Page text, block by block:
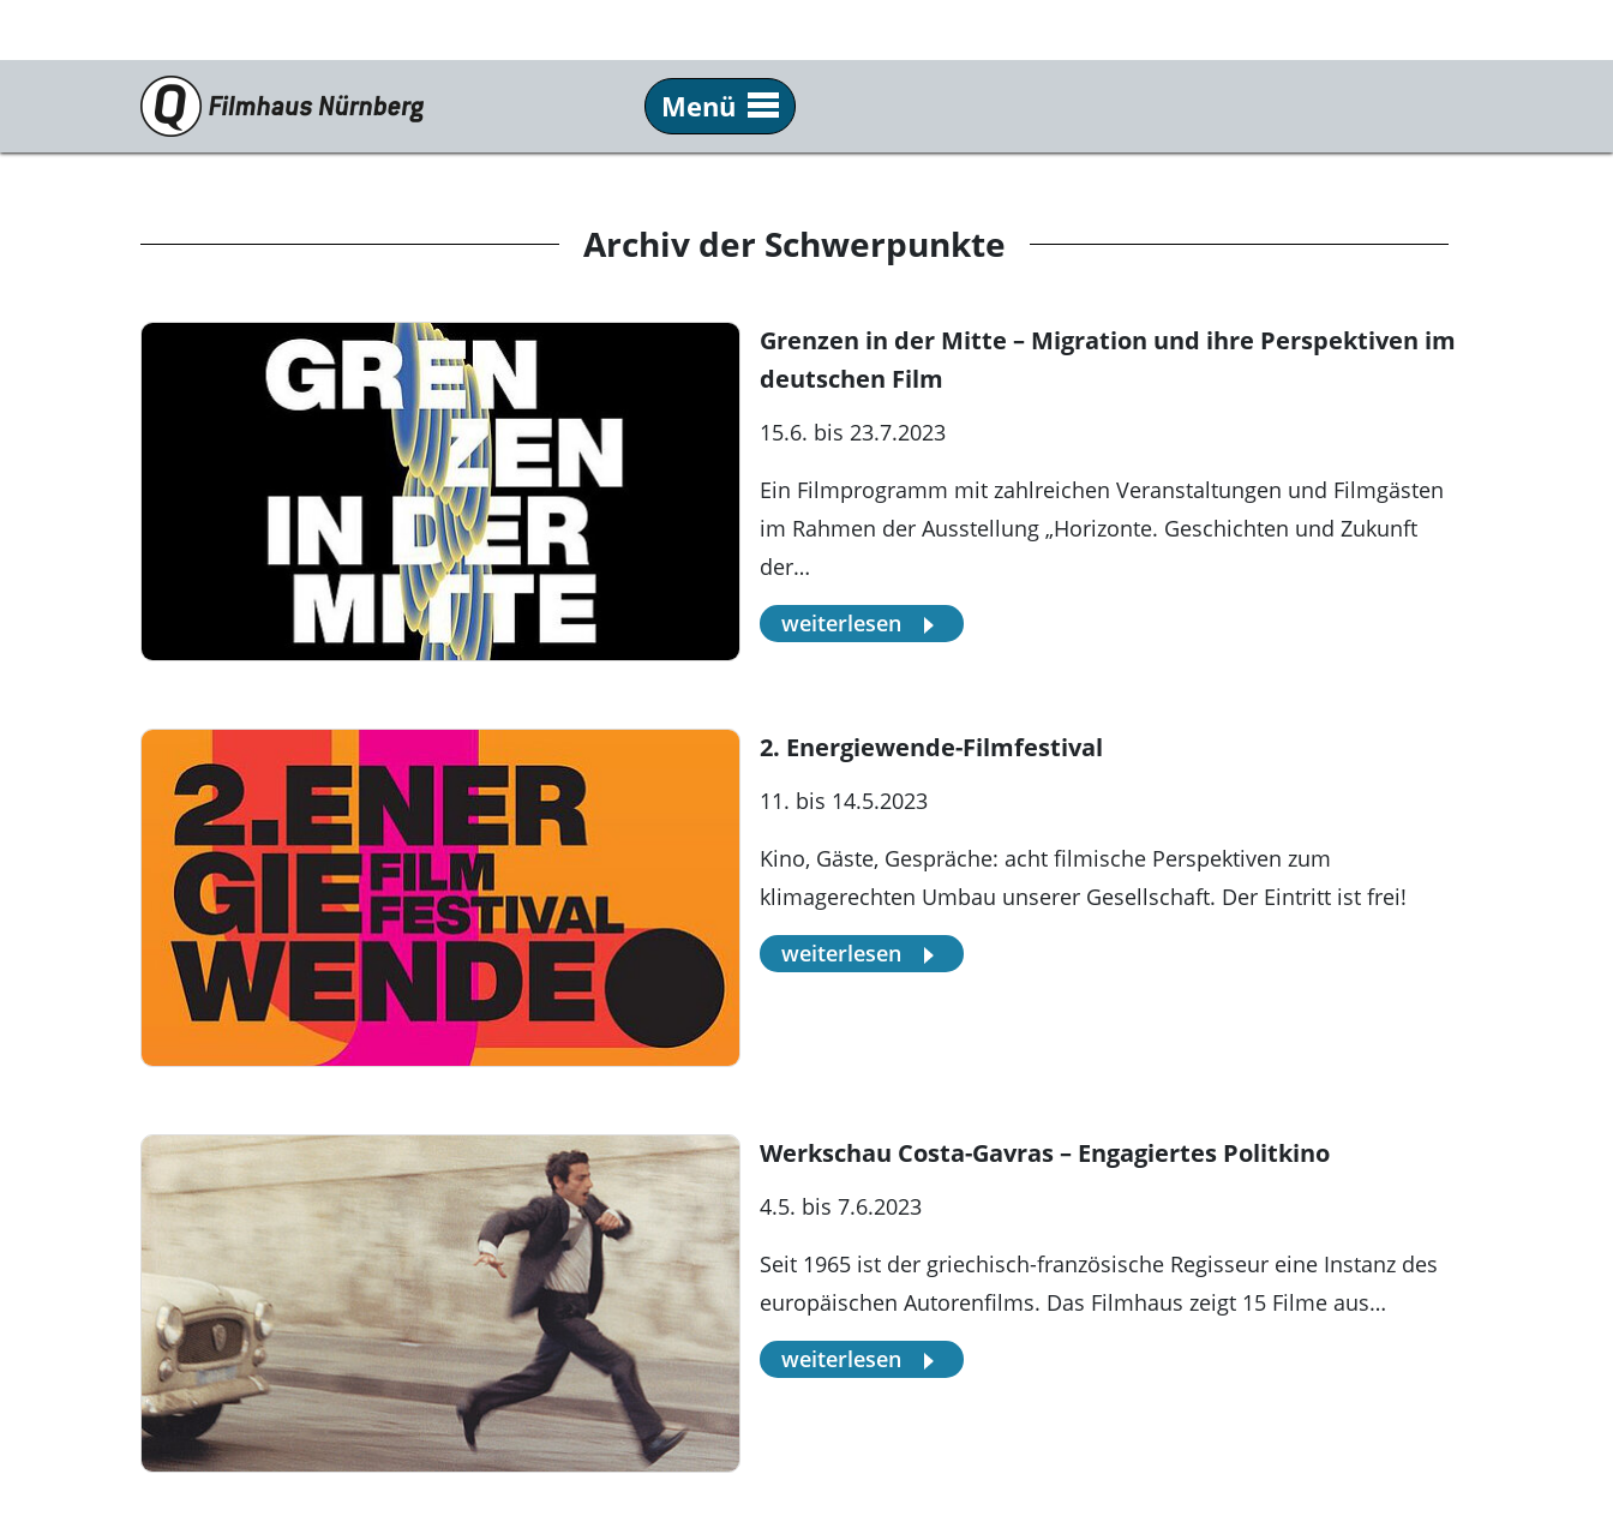
Menü
Programm
Reprise
Kinderkino
Stummfilm
Cine International
Essentials
kino2online
Info
Team & Praktikum
Festivals
Kommkino e. V.
Service
Anfahrt & Besuch
Newsletter
Archiv der Schwerpunkte
Grenzen in der Mitte – Migration und ihre Perspektiven im
deutschen Film
15.6. bis 23.7.2023
Ein Filmprogramm mit zahlreichen Veranstaltungen und Filmgästen
im Rahmen der Ausstellung „Horizonte. Geschichten und Zukunft
der…
weiterlesen
2. Energiewende-Filmfestival
11. bis 14.5.2023
Kino, Gäste, Gespräche: acht filmische Perspektiven zum
klimagerechten Umbau unserer Gesellschaft. Der Eintritt ist frei!
weiterlesen
Werkschau Costa-Gavras – Engagiertes Politkino
4.5. bis 7.6.2023
Seit 1965 ist der griechisch-französische Regisseur eine Instanz des
europäischen Autorenfilms. Das Filmhaus zeigt 15 Filme aus…
weiterlesen